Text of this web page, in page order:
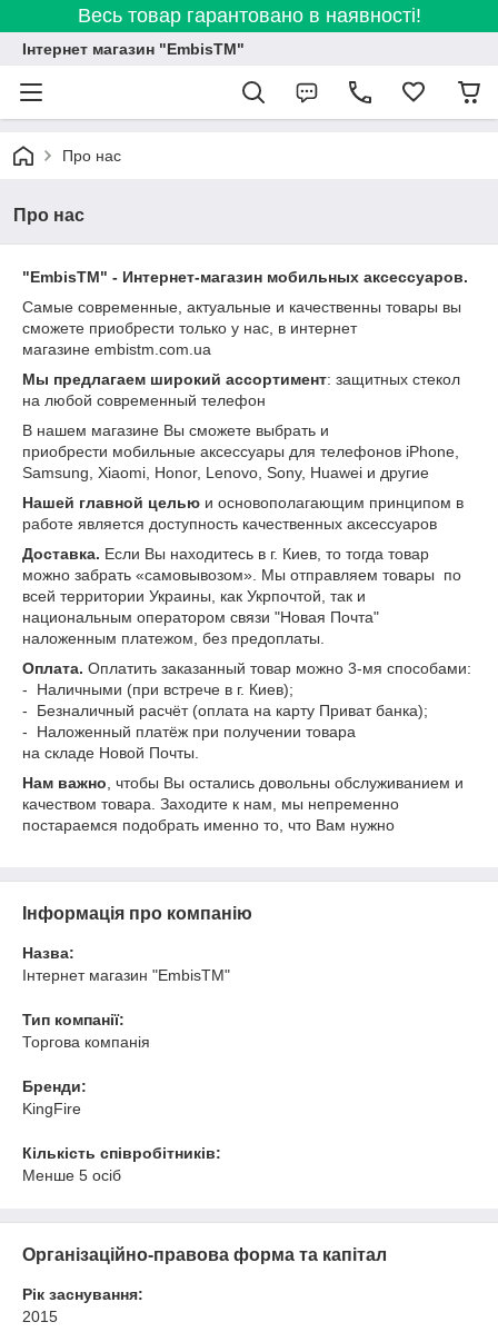
Весь товар гарантовано в наявності!
Інтернет магазин "EmbisTM"
Про нас
Про нас
"EmbisTM" - Интернет-магазин мобильных аксессуаров.
Самые современные, актуальные и качественны товары вы
сможете приобрести только у нас, в интернет
магазине embistm.com.ua
Мы предлагаем широкий ассортимент: защитных стекол
на любой современный телефон
В нашем магазине Вы сможете выбрать и
приобрести мобильные аксессуары для телефонов iPhone,
Samsung, Xiaomi, Honor, Lenovo, Sony, Huawei и другие
Нашей главной целью и основополагающим принципом в
работе является доступность качественных аксессуаров
Доставка. Если Вы находитесь в г. Киев, то тогда товар
можно забрать «самовывозом». Мы отправляем товары по
всей территории Украины, как Укрпочтой, так и
национальным оператором связи "Новая Почта"
наложенным платежом, без предоплаты.
Оплата. Оплатить заказанный товар можно 3-мя способами:
- Наличными (при встрече в г. Киев);
- Безналичный расчёт (оплата на карту Приват банка);
- Наложенный платёж при получении товара
на складе Новой Почты.
Нам важно , чтобы Вы остались довольны обслуживанием и
качеством товара. Заходите к нам, мы непременно
постараемся подобрать именно то, что Вам нужно
Інформація про компанію
Назва:
Інтернет магазин "EmbisTM"
Тип компанії:
Торгова компанія
Бренди:
KingFire
Кількість співробітників:
Менше 5 осіб
Організаційно-правова форма та капітал
Рік заснування:
2015